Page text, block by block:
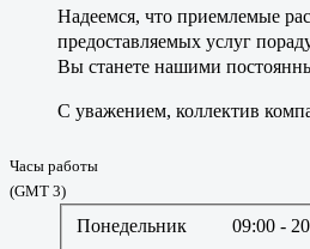
Надеемся, что приемлемые
предоставляемых услуг
Вы станете нашими
С уважением, коллектив
Часы работы
(GMT 3)
Понедельник 09:00 -